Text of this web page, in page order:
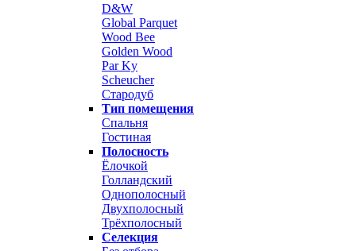
D&W
Global Parquet
Wood Bee
Golden Wood
Par Ky
Scheucher
Стародуб
Тип помещения
Спальня
Гостиная
Полосность
Ёлочкой
Голландский
Однополосный
Двухполосный
Трёхполосный
Селекция